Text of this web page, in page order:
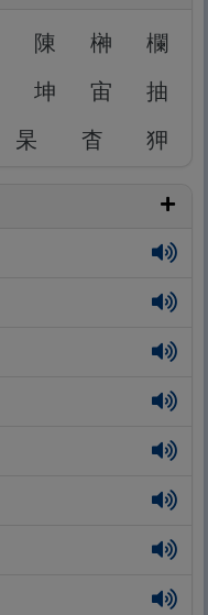
陳 榊 欄
Nghĩa: Tay vịn, lan can (ở cầu
坤 宙
抽
杲 杳 狎